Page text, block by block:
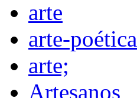
arte
arte-poética
arte;
Artesanos